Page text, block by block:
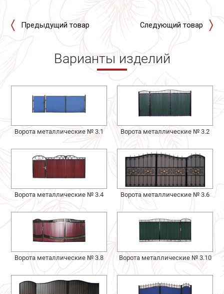
Предыдущий товар Следующий товар
Варианты изделий
Ворота металлические № 3.1 Ворота металлические № 3.2
Ворота металлические № 3.4 Ворота металлические № 3.6
Ворота металлические № 3.8 Ворота металлические № 3.10